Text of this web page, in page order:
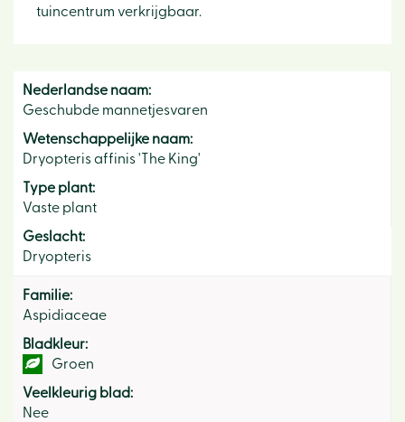
tuincentrum verkrijgbaar.
Nederlandse naam:
Geschubde mannetjesvaren
Wetenschappelijke naam:
Dryopteris affinis 'The King'
Type plant:
Vaste plant
Geslacht:
Dryopteris
Familie:
Aspidiaceae
Bladkleur:
Groen
Veelkleurig blad:
Nee